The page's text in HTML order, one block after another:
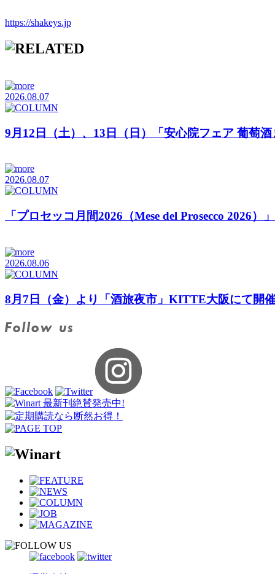
https://shakeys.jp
2026.08.07
9月12日（土）、13日（日）「安心院フェア 葡萄
2026.08.07
「プロセッコ月間2026（Mese del Prosecco 2026）
2026.08.06
8月7日（金）より「酒旅夜市」KITTE大阪にて開